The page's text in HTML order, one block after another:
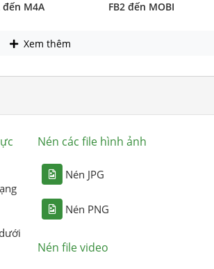
đến M4A FB2 đến MOBI
Xem thêm
Nén các file hình ảnh
Nén JPG
Nén PNG
Nén file video